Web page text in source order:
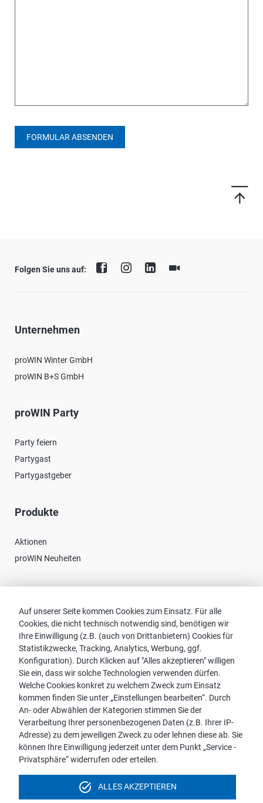
FORMULAR ABSENDEN
Auf unserer Seite kommen Cookies zum Einsatz. Für alle
Cookies, die nicht technisch notwendig sind, benötigen wir
Ihre Einwilligung (z.B. (auch von Drittanbietern) Cookies für
Statistikzwecke, Tracking, Analytics, Werbung, ggf.
Konfiguration). Durch Klicken auf "Alles akzeptieren" willigen
Sie ein, dass wir solche Technologien verwenden dürfen.
Welche Cookies konkret zu welchem Zweck zum Einsatz
kommen finden Sie unter „Einstellungen bearbeiten“. Durch
An- oder Abwählen der Kategorien stimmen Sie der
Verarbeitung Ihrer personenbezogenen Daten (z.B. Ihrer IP-
Adresse) zu dem jeweiligen Zweck zu oder lehnen diese ab. Sie
können Ihre Einwilligung jederzeit unter dem Punkt „Service -
Privatsphäre“ widerrufen oder erteilen.
task_alt ALLES AKZEPTIEREN
Folgen Sie uns auf:
Unternehmen
proWIN Winter GmbH
proWIN B+S GmbH
proWIN Party
Party feiern
Partygast
Partygastgeber
Produkte
Aktionen
proWIN Neuheiten
Vertriebspartnersuche
Kontakt zu proWIN
Service-FAQ
Hinweis:
Aus Gründen der leichteren Lesbarkeit wird die männliche
Sprachform bei personenbezogenen Substantiven und
Pronomen verwendet. Dies impliziert jedoch keine
Benachteiligung, sondern soll im Sinne der sprachlichen